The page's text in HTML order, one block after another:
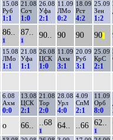
15.08
Руб
1:1
21.08
Соч
1:0
26.08
Уфа
2:1
11.09
ЛМо
0:2
18.09
Рст
4:2
25.09
Зен
1:2
86..
1
87..
1
90.. 90 90 90
15.08
ЛМо
1:1
21.08
Уфа
1:1
26.08
ЦСК
1:0
11.09
Ахм
3:1
20.09
Руб
3:1
25.09
КрС
2:1
6.08
Ахм
0:0
13.08
ЦСК
2:1
21.08
Тор
2:0
28.08
Урл
4:0
4.09
СпМ
2:1
11.09
Орб
8:0
о 66.. ..68
1
64.. ..66 62..
1